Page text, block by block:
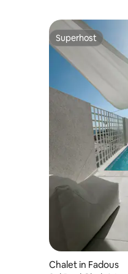
Superhost
Superhost
Chalet in Fadous